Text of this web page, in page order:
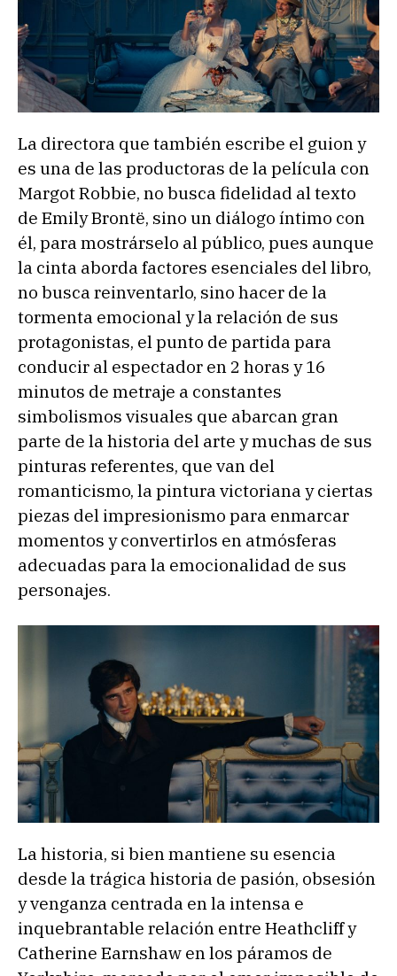
La directora que también escribe el guion y
es una de las productoras de la película con
Margot Robbie, no busca fidelidad al texto
de Emily Brontë, sino un diálogo íntimo con
él, para mostrárselo al público, pues aunque
la cinta aborda factores esenciales del libro,
no busca reinventarlo, sino hacer de la
tormenta emocional y la relación de sus
protagonistas, el punto de partida para
conducir al espectador en 2 horas y 16
minutos de metraje a constantes
simbolismos visuales que abarcan gran
parte de la historia del arte y muchas de sus
pinturas referentes, que van del
romanticismo, la pintura victoriana y ciertas
piezas del impresionismo para enmarcar
momentos y convertirlos en atmósferas
adecuadas para la emocionalidad de sus
personajes.
La historia, si bien mantiene su esencia
desde la trágica historia de pasión, obsesión
y venganza centrada en la intensa e
inquebrantable relación entre Heathcliff y
Catherine Earnshaw en los páramos de